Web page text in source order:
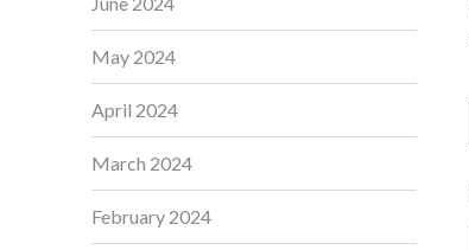
May 2024
April 2024
March 2024
February 2024